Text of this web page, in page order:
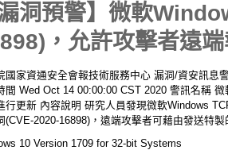
漏洞預警】微軟
，允許攻擊者遠
國家資通安全會報技術服務中心 漏洞/資安訊息
間 Wed Oct 14 00:00:00 CST 2020 警訊名稱
行更新 內容說明 研究人員發現微軟Windows
(CVE-2020-16898)，遠端攻擊者可藉由發送特
10 Version 1709 for 32-bit Systems